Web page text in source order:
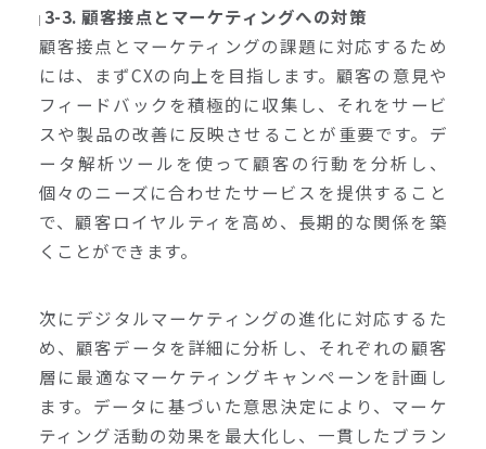
3-3. 顧客接点とマーケティングへの対策
顧客接点とマーケティングの課題に対応するため
には、まずCXの向上を目指します。顧客の意見や
フィードバックを積極的に収集し、それをサービ
スや製品の改善に反映させることが重要です。デ
ータ解析ツールを使って顧客の行動を分析し、
個々のニーズに合わせたサービスを提供すること
で、顧客ロイヤルティを高め、長期的な関係を築
くことができます。
次にデジタルマーケティングの進化に対応するた
め、顧客データを詳細に分析し、それぞれの顧客
層に最適なマーケティングキャンペーンを計画し
ます。データに基づいた意思決定により、マーケ
ティング活動の効果を最大化し、一貫したブラン